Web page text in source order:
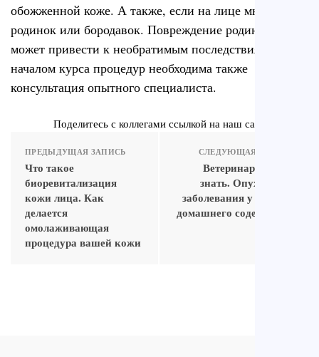
обожженной коже. А также, если на лице множество
родинок или бородавок. Повреждение родинки
может привести к необратимым последствиям. Перед
началом курса процедур необходима также
консультация опытного специалиста.
Поделитесь с коллегами ссылкой на наш сайт
ПРЕДЫДУЩАЯ ЗАПИСЬ
Что такое
биоревитализация
кожи лица. Как
делается
омолаживающая
процедура вашей кожи
СЛЕДУЮЩАЯ ЗАПИСЬ
Ветеринар должен
знать. Опухолевые
заболевания у обезьян
домашнего содержания